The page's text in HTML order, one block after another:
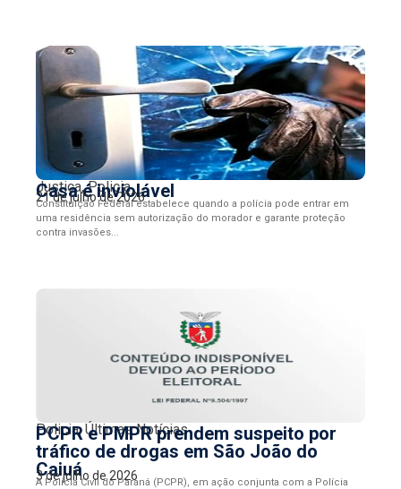
Justiça,Policia
Casa é inviolável
21 de julho de 2026
Constituição Federal estabelece quando a polícia pode entrar em
uma residência sem autorização do morador e garante proteção
contra invasões...
Policia,Últimas Notícias
PCPR e PMPR prendem suspeito por
tráfico de drogas em São João do
Caiuá
3 de julho de 2026
A Polícia Civil do Paraná (PCPR), em ação conjunta com a Polícia